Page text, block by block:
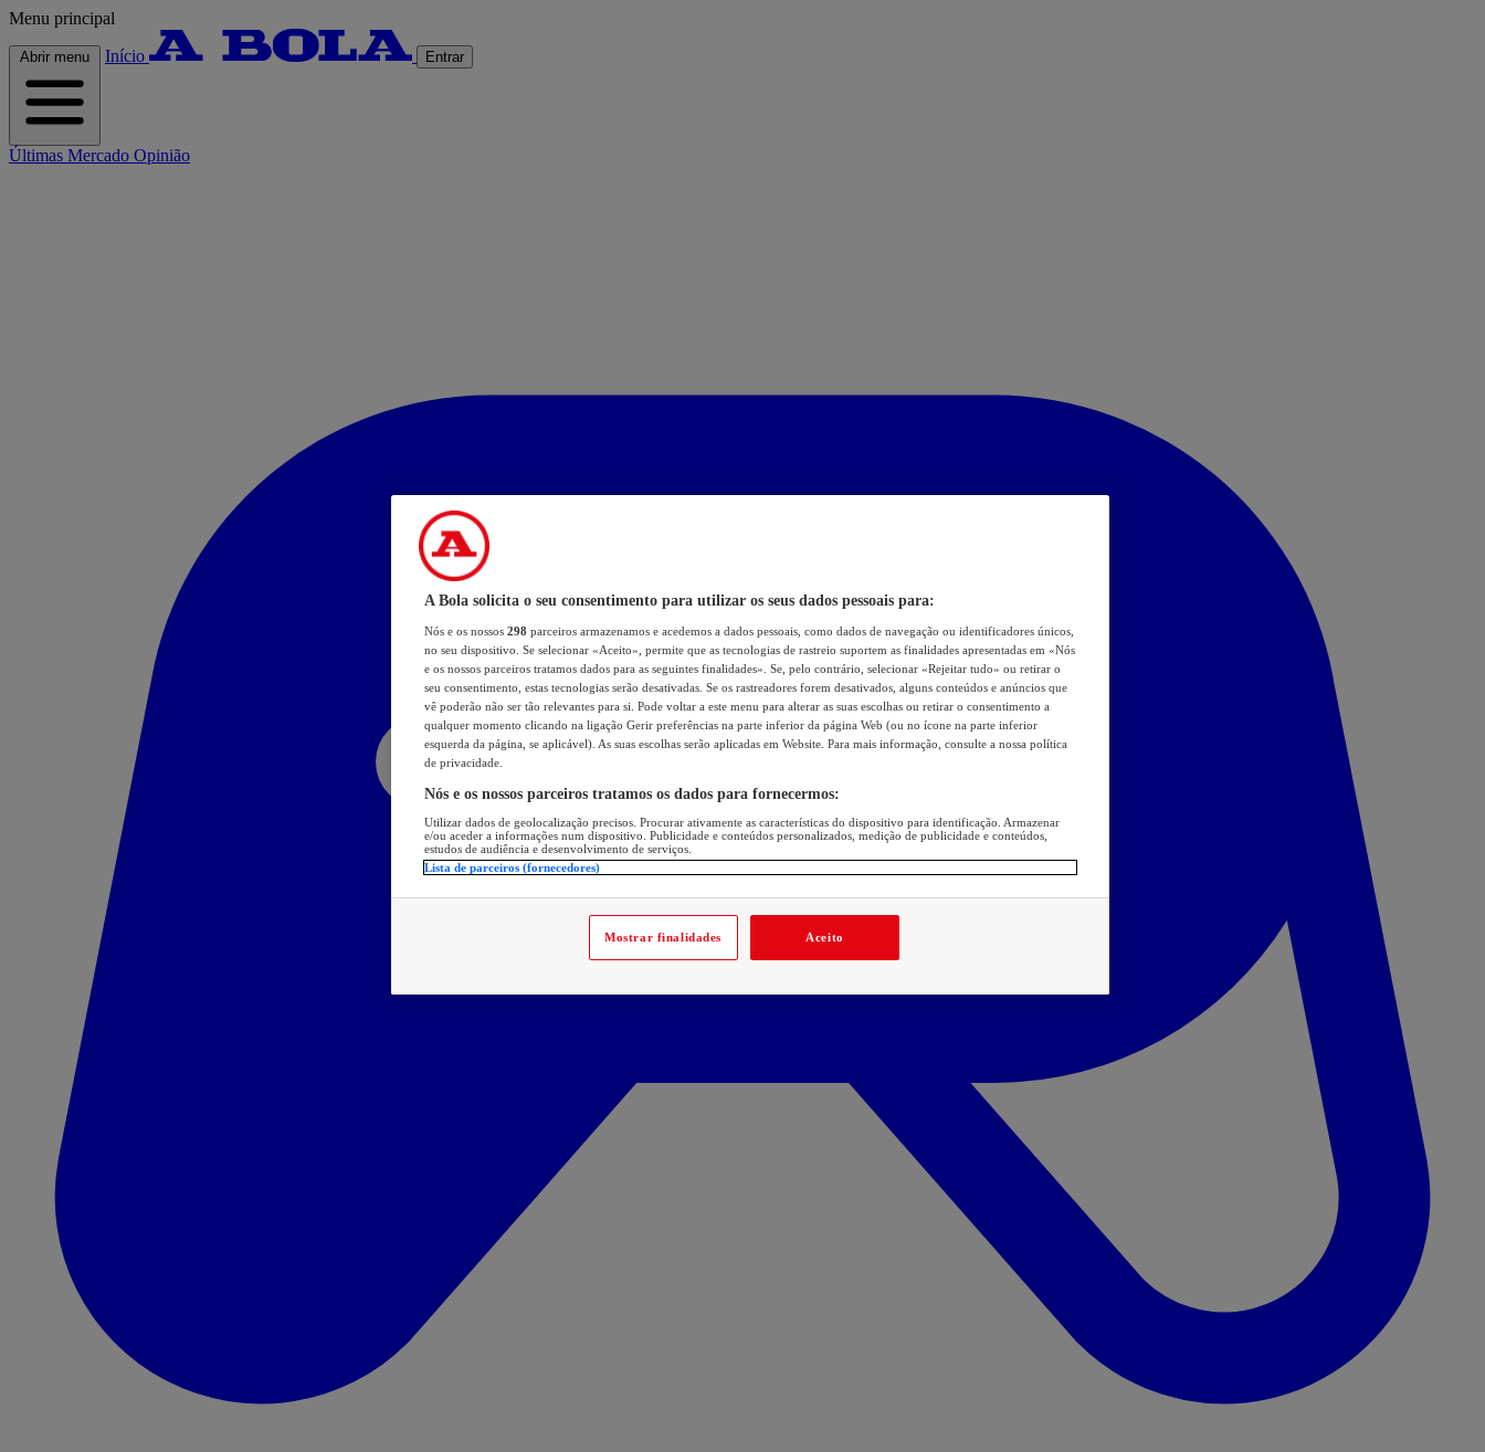
Menu principal
Abrir menu Início Entrar
Últimas Mercado Opinião
A Bola solicita o seu consentimento para utilizar os seus dados pessoais para:
Nós e os nossos 298 parceiros armazenamos e acedemos a dados pessoais, como dados de navegação ou identificadores únicos,
no seu dispositivo. Se selecionar «Aceito», permite que as tecnologias de rastreio suportem as finalidades apresentadas em «Nós
e os nossos parceiros tratamos dados para as seguintes finalidades». Se, pelo contrário, selecionar «Rejeitar tudo» ou retirar o
seu consentimento, estas tecnologias serão desativadas. Se os rastreadores forem desativados, alguns conteúdos e anúncios que
vê poderão não ser tão relevantes para si. Pode voltar a este menu para alterar as suas escolhas ou retirar o consentimento a
qualquer momento clicando na ligação Gerir preferências na parte inferior da página Web (ou no ícone na parte inferior
esquerda da página, se aplicável). As suas escolhas serão aplicadas em Website. Para mais informação, consulte a nossa política
de privacidade.
Nós e os nossos parceiros tratamos os dados para fornecermos:
Utilizar dados de geolocalização precisos. Procurar ativamente as características do dispositivo para identificação. Armazenar
e/ou aceder a informações num dispositivo. Publicidade e conteúdos personalizados, medição de publicidade e conteúdos,
estudos de audiência e desenvolvimento de serviços.
Lista de parceiros (fornecedores)
Mostrar finalidades Aceito